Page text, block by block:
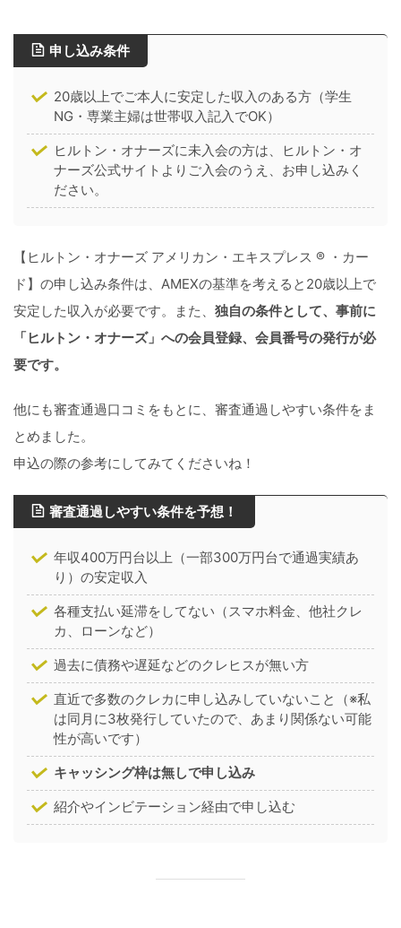
申し込み条件
20歳以上でご本人に安定した収入のある方（学生
NG・専業主婦は世帯収入記入でOK）
ヒルトン・オナーズに未入会の方は、ヒルトン・オ
ナーズ公式サイトよりご入会のうえ、お申し込みく
ださい。
【ヒルトン・オナーズ アメリカン・エキスプレス ® ・カー
ド】の申し込み条件は、AMEXの基準を考えると20歳以上で
安定した収入が必要です。また、 独自の条件として、事前に
「ヒルトン・オナーズ」への会員登録、会員番号の発行が必
要です。
他にも審査通過口コミをもとに、審査通過しやすい条件をま
とめました。
申込の際の参考にしてみてくださいね！
審査通過しやすい条件を予想！
年収400万円台以上（一部300万円台で通過実績あ
り）の安定収入
各種支払い延滞をしてない（スマホ料金、他社クレ
カ、ローンなど）
過去に債務や遅延などのクレヒスが無い方
直近で多数のクレカに申し込みしていないこと（※私
は同月に3枚発行していたので、あまり関係ない可能
性が高いです）
キャッシング枠は無しで申し込み
紹介やインビテーション経由で申し込む